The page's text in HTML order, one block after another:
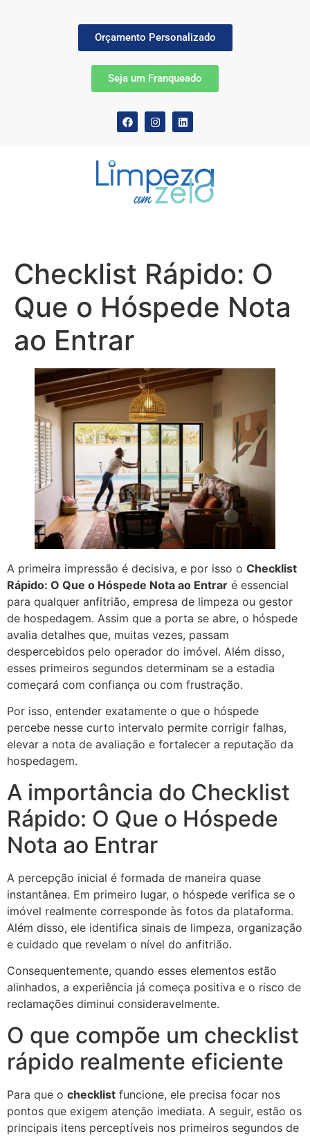
Orçamento Personalizado
Seja um Franqueado
Checklist Rápido: O
Que o Hóspede Nota
ao Entrar
A primeira impressão é decisiva, e por isso o Checklist
Rápido: O Que o Hóspede Nota ao Entrar é essencial
para qualquer anfitrião, empresa de limpeza ou gestor
de hospedagem. Assim que a porta se abre, o hóspede
avalia detalhes que, muitas vezes, passam
despercebidos pelo operador do imóvel. Além disso,
esses primeiros segundos determinam se a estadia
começará com confiança ou com frustração.
Por isso, entender exatamente o que o hóspede
percebe nesse curto intervalo permite corrigir falhas,
elevar a nota de avaliação e fortalecer a reputação da
hospedagem.
A importância do Checklist
Rápido: O Que o Hóspede
Nota ao Entrar
A percepção inicial é formada de maneira quase
instantânea. Em primeiro lugar, o hóspede verifica se o
imóvel realmente corresponde às fotos da plataforma.
Além disso, ele identifica sinais de limpeza, organização
e cuidado que revelam o nível do anfitrião.
Consequentemente, quando esses elementos estão
alinhados, a experiência já começa positiva e o risco de
reclamações diminui consideravelmente.
O que compõe um checklist
rápido realmente eficiente
Para que o checklist funcione, ele precisa focar nos
pontos que exigem atenção imediata. A seguir, estão os
principais itens perceptíveis nos primeiros segundos de